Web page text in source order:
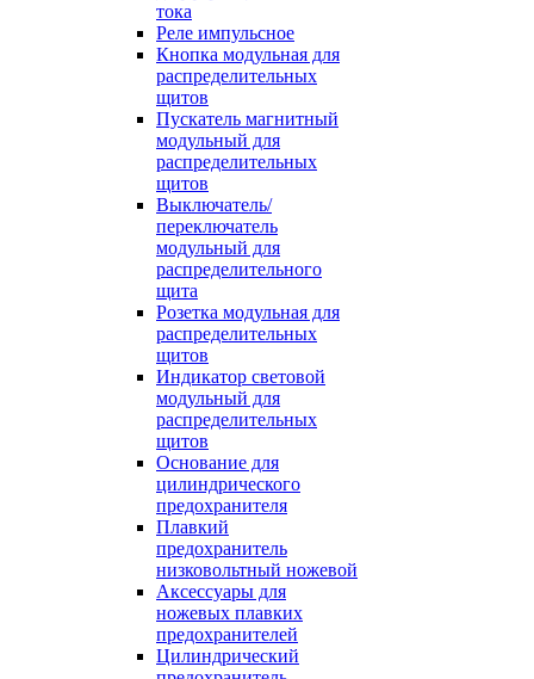
тока
Реле импульсное
Кнопка модульная для
распределительных
щитов
Пускатель магнитный
модульный для
распределительных
щитов
Выключатель/
переключатель
модульный для
распределительного
щита
Розетка модульная для
распределительных
щитов
Индикатор световой
модульный для
распределительных
щитов
Основание для
цилиндрического
предохранителя
Плавкий
предохранитель
низковольтный ножевой
Аксессуары для
ножевых плавких
предохранителей
Цилиндрический